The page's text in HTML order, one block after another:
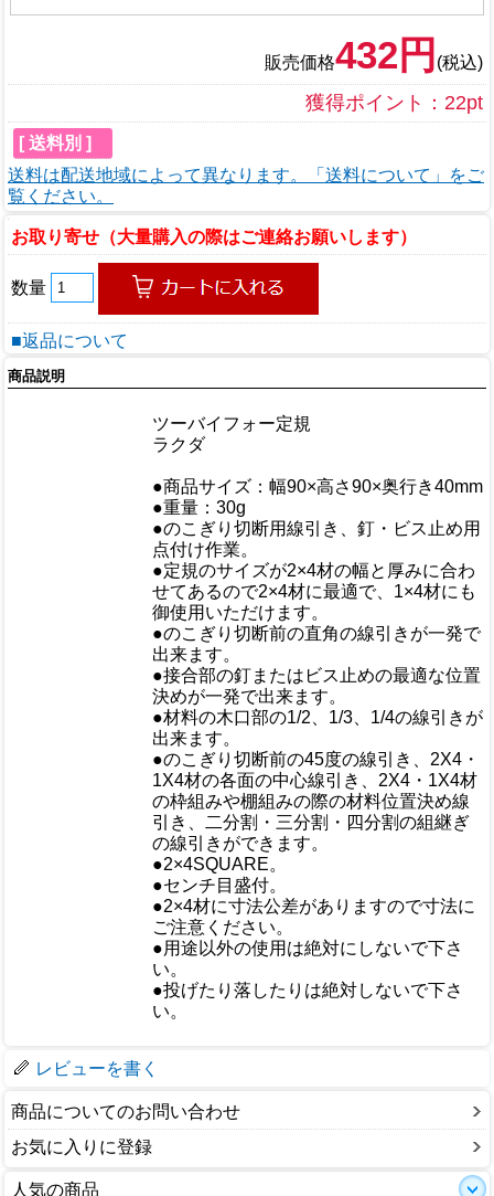
販売価格432円 (税込)
獲得ポイント：22pt
[ 送料別 ]
送料は配送地域によって異なります。「送料について」をご
覧ください。
お取り寄せ（大量購入の際はご連絡お願いします）
数量
■返品について
商品説明
ツーバイフォー定規
ラクダ
●商品サイズ：幅90×高さ90×奥行き40mm
●重量：30g
●のこぎり切断用線引き、釘・ビス止め用
点付け作業。
●定規のサイズが2×4材の幅と厚みに合わ
せてあるので2×4材に最適で、1×4材にも
御使用いただけます。
●のこぎり切断前の直角の線引きが一発で
出来ます。
●接合部の釘またはビス止めの最適な位置
決めが一発で出来ます。
●材料の木口部の1/2、1/3、1/4の線引きが
出来ます。
●のこぎり切断前の45度の線引き、2X4・
1X4材の各面の中心線引き、2X4・1X4材
の枠組みや棚組みの際の材料位置決め線
引き、二分割・三分割・四分割の組継ぎ
の線引きができます。
●2×4SQUARE。
●センチ目盛付。
●2×4材に寸法公差がありますので寸法に
ご注意ください。
●用途以外の使用は絶対にしないで下さ
い。
●投げたり落したりは絶対しないで下さ
い。
レビューを書く
商品についてのお問い合わせ
お気に入りに登録
人気の商品